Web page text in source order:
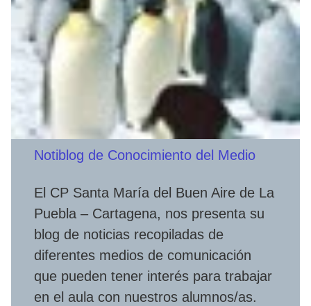
Notiblog de Conocimiento del Medio
El CP Santa María del Buen Aire de La
Puebla – Cartagena, nos presenta su
blog de noticias recopiladas de
diferentes medios de comunicación
que pueden tener interés para trabajar
en el aula con nuestros alumnos/as.